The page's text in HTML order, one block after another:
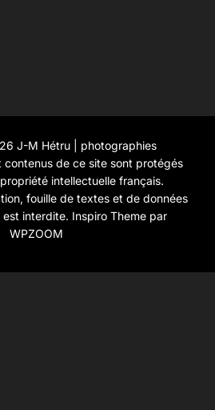
J-M Hétru | photographies
contenus de ce site sont protégés
intellectuelle français.
fouille de textes et de données
est interdite. Inspiro Themepar
WPZOOM